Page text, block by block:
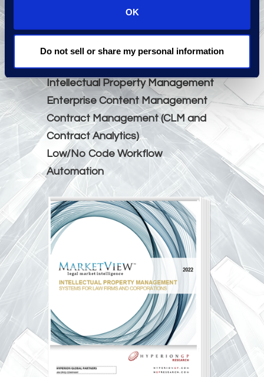
OK
Do not sell or share my personal information
MarketView
Reports
Enterprise Legal Management
Intellectual Property Management
Enterprise Content Management
Contract Management (CLM and
Contract Analytics)
Low/No Code Workflow
Automation